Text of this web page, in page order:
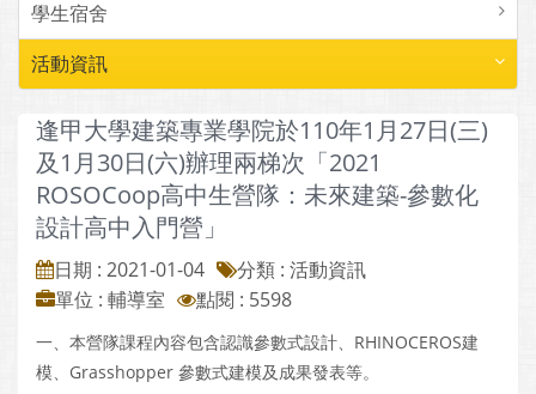
學生宿舍
活動資訊
逢甲大學建築專業學院於110年1月27日(三)
及1月30日(六)辦理兩梯次「2021
ROSOCoop高中生營隊：未來建築-參數化
設計高中入門營」
日期 : 2021-01-04
分類 : 活動資訊
單位 : 輔導室
點閱 : 5598
一、本營隊課程內容包含認識參數式設計、RHINOCEROS建
模、Grasshopper 參數式建模及成果發表等。